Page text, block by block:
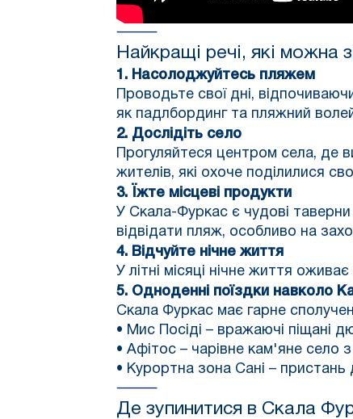
⸻
Найкращі речі, які можна
1. Насолоджуйтесь пляжем
Проводьте свої дні,
як падлбординг та пляжний
2. Дослідіть село
Прогуляйтеся центром села, де
жителів, які охоче поділилися
3. Їжте місцеві продукти
У Скала-Фуркас є чудові
відвідати пляж, особливо на
4. Відчуйте нічне життя
У літні місяці нічне життя
5. Одноденні поїздки навколо
Скала Фуркас має гарне
• Мис Посіді – вражаючі піщані
• Афітос – чарівне кам'яне
• Курортна зона Сані – пристань
⸻
Де зупинитися в Скала